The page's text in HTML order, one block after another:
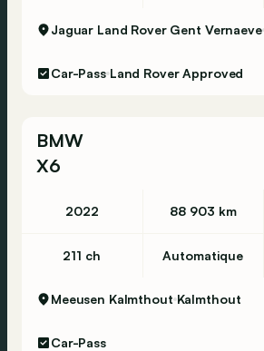
Jaguar Land Rover Gent Vernaeve
Car-Pass Land Rover Approved
BMW
X6
2022 88 903 km
211 ch Automatique
Meeusen Kalmthout Kalmthout
Car-Pass